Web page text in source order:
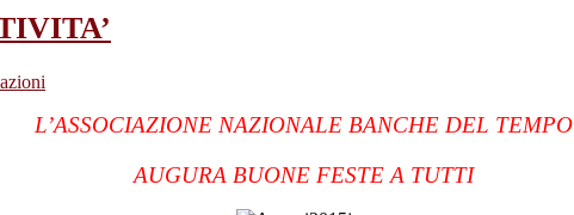
L’ASSOCIAZIONE NAZIONALE BANCHE DEL TEMPO
AUGURA BUONE FESTE A TUTTI